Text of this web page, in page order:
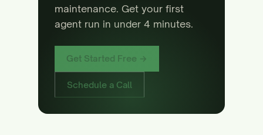
maintenance. Get your first
agent run in under 4 minutes.
Get Started Free →
Schedule a Call